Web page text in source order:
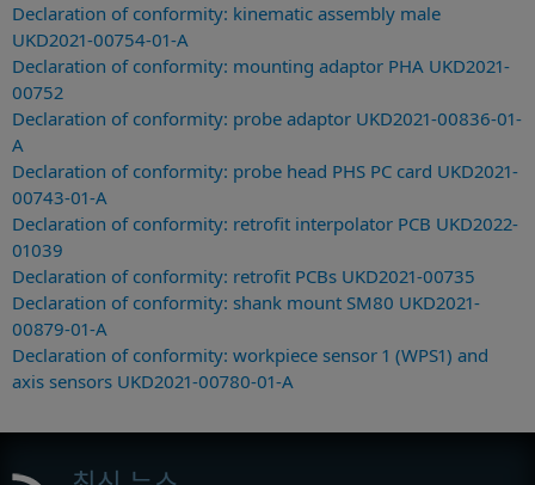
Declaration of conformity: kinematic assembly male
UKD2021-00754-01-A
Declaration of conformity: mounting adaptor PHA UKD2021-
00752
Declaration of conformity: probe adaptor UKD2021-00836-01-
A
Declaration of conformity: probe head PHS PC card UKD2021-
00743-01-A
Declaration of conformity: retrofit interpolator PCB UKD2022-
01039
Declaration of conformity: retrofit PCBs UKD2021-00735
Declaration of conformity: shank mount SM80 UKD2021-
00879-01-A
Declaration of conformity: workpiece sensor 1 (WPS1) and
axis sensors UKD2021-00780-01-A